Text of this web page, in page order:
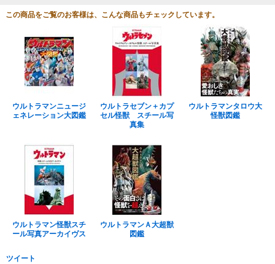
この商品をご覧のお客様は、こんな商品もチェックしています。
ウルトラマンニュージ
ェネレーション大図鑑
ウルトラセブン＋カプ
セル怪獣 スチール写
真集
ウルトラマンタロウ大
怪獣図鑑
ウルトラマン怪獣スチ
ール写真アーカイヴス
ウルトラマンＡ大超獣
図鑑
ツイート